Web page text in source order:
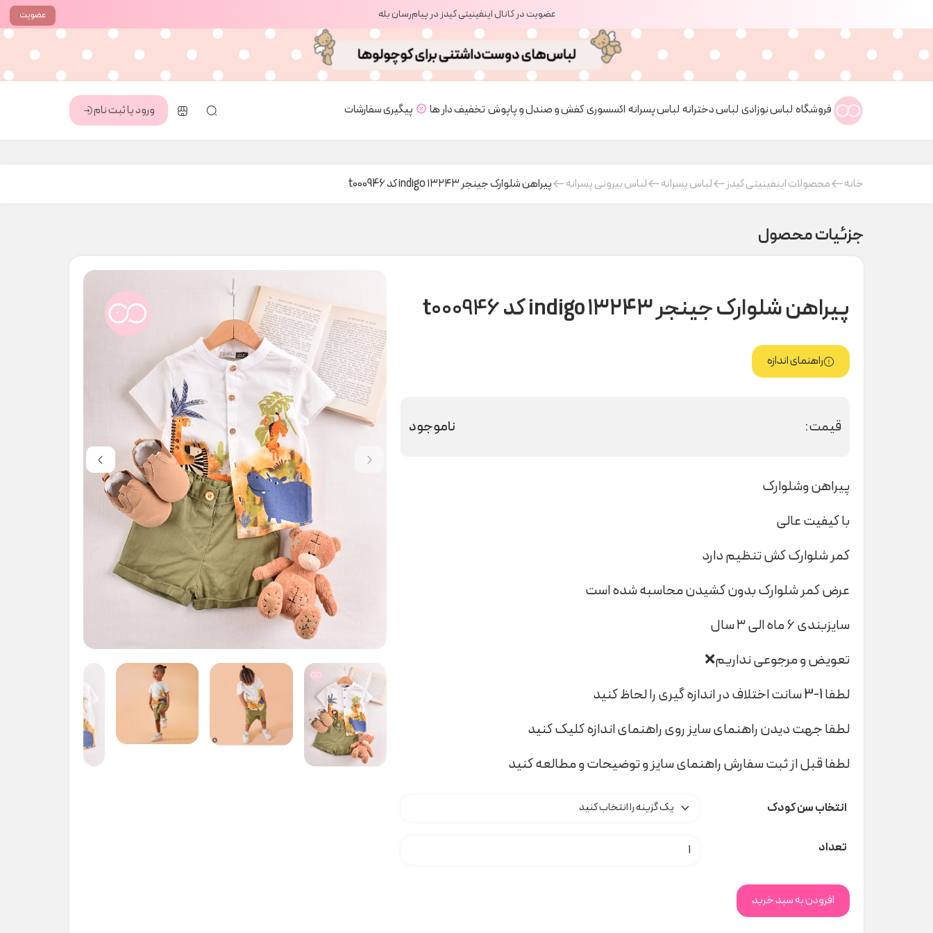
عضویت عضویت در کانال اینفینیتی کیدز در پیام‌رسان بله
فروشگاه لباس نوزادی لباس دخترانه لباس پسرانه اکسسوریکفش و صندل و پاپوش تخفیف دار ها پیگیری سفارشات ورود یا ثبت نام
خانه محصولات اینفینیتی کیدز لباس پسرانه لباس بیرونی پسرانه پیراهن شلوارک جینجر ۱۳۲۴۳ indigo کد t000946
جزئیات محصول
پیراهن شلوارک جینجر ۱۳۲۴۳ indigo کد t000946
راهنمای اندازه
قیمت: ناموجود
پیراهن و‌شلوارک
با کیفیت عالی
کمر شلوارک کش تنظیم دارد
عرض کمر شلوارک بدون کشیدن محاسبه شده است
سایزبندی ۶ ماه الی ۳ سال
تعویض و مرجوعی نداریم❌
لطفا 1-3 سانت اختلاف در اندازه گیری را لحاظ کنید
لطفا جهت دیدن راهنمای سایز روی راهنمای اندازه کلیک کنید
لطفا قبل از ثبت سفارش راهنمای سایز و توضیحات و مطالعه کنید
انتخاب سن کودک
تعداد پیراهن شلوارک جینجر ۱۳۲۴۳ indigo کد t000946 عدد
افزودن به سبد خرید